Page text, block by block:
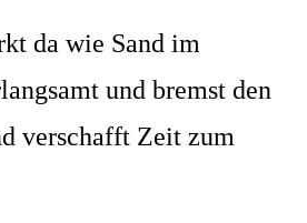
da wie Sand im
und bremst den
verschafft Zeit zum